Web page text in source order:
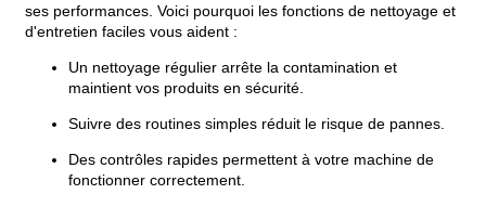
ses performances. Voici pourquoi les fonctions de nettoyage et
d'entretien faciles vous aident :
Un nettoyage régulier arrête la contamination et
maintient vos produits en sécurité.
Suivre des routines simples réduit le risque de pannes.
Des contrôles rapides permettent à votre machine de
fonctionner correctement.